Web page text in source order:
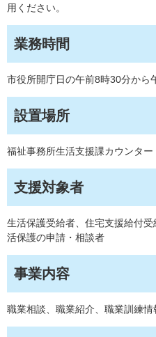
用ください。
業務時間
市役所開庁日の午前8時30分から
設置場所
福祉事務所生活支援課カウンター
支援対象者
生活保護受給者、住宅支援給付
活保護の申請・相談者
事業内容
職業相談、職業紹介、職業訓練